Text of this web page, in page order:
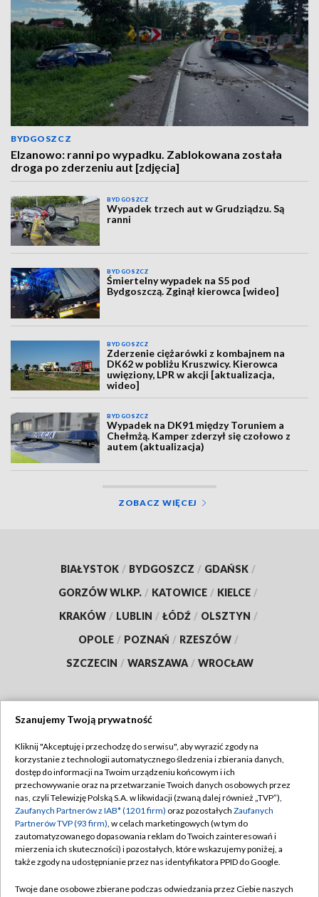
BYDGOSZCZ
Elzanowo: ranni po wypadku. Zablokowana została
droga po zderzeniu aut [zdjęcia]
BYDGOSZCZ
Wypadek trzech aut w Grudziądzu. Są
ranni
BYDGOSZCZ
Śmiertelny wypadek na S5 pod
Bydgoszczą. Zginął kierowca [wideo]
BYDGOSZCZ
Zderzenie ciężarówki z kombajnem na
DK62 w pobliżu Kruszwicy. Kierowca
uwięziony, LPR w akcji [aktualizacja,
wideo]
BYDGOSZCZ
Wypadek na DK91 między Toruniem a
Chełmżą. Kamper zderzył się czołowo z
autem (aktualizacja)
ZOBACZ WIĘCEJ
BIAŁYSTOK / BYDGOSZCZ / GDAŃSK /
GORZÓW WLKP. / KATOWICE / KIELCE /
KRAKÓW / LUBLIN / ŁÓDŹ / OLSZTYN /
OPOLE / POZNAŃ / RZESZÓW /
SZCZECIN / WARSZAWA / WROCŁAW
TVP
Abonament TVP
Emisja w TVP
Centrum informacji TVP
Naziemna Telewizja Cyfrowa
Regulamin TVP
Polityka prywatności
Moje zgody
Pomoc
Szanujemy Twoją prywatność
Kliknij "Akceptuję i przechodzę do serwisu", aby wyrazić zgody na
korzystanie z technologii automatycznego śledzenia i zbierania danych,
dostęp do informacji na Twoim urządzeniu końcowym i ich
przechowywanie oraz na przetwarzanie Twoich danych osobowych przez
nas, czyli Telewizję Polską S.A. w likwidacji (zwaną dalej również „TVP”),
Zaufanych Partnerów z IAB* (1201 firm) oraz pozostałych Zaufanych
Partnerów TVP (93 firm), w celach marketingowych (w tym do
zautomatyzowanego dopasowania reklam do Twoich zainteresowań i
mierzenia ich skuteczności) i pozostałych, które wskazujemy poniżej, a
także zgody na udostępnianie przez nas identyfikatora PPID do Google.
Twoje dane osobowe zbierane podczas odwiedzania przez Ciebie naszych